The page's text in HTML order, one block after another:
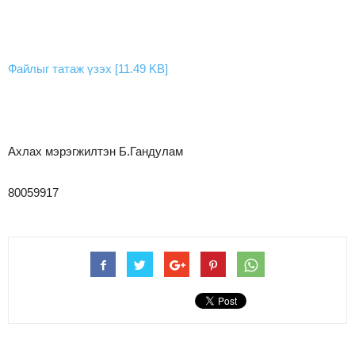
Файлыг татаж үзэх [11.49 KB]
Ахлах мэрэгжилтэн Б.Гандулам
80059917